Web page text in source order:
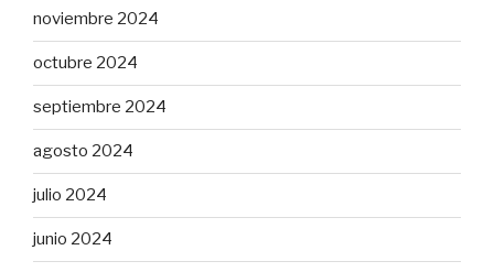
noviembre 2024
octubre 2024
septiembre 2024
agosto 2024
julio 2024
junio 2024